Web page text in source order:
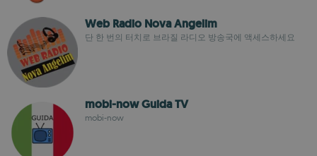
Web Radio Nova Angelim
단 한 번의 터치로 브라질 라디오 방송국에 액세스하세요
mobi-now Guida TV
mobi-now